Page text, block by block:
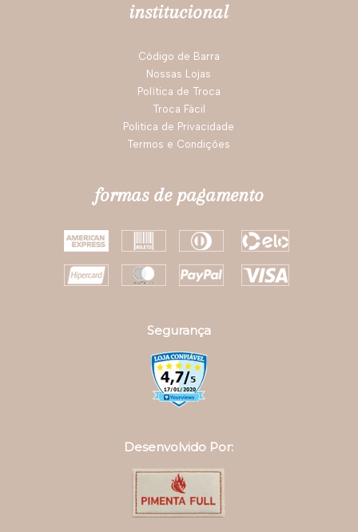
institucional
Código de Barra
Nossas Lojas
Política de Troca
Troca Fácil
Politica de Privacidade
Termos e Condições
formas de pagamento
Segurança
Desenvolvido Por: